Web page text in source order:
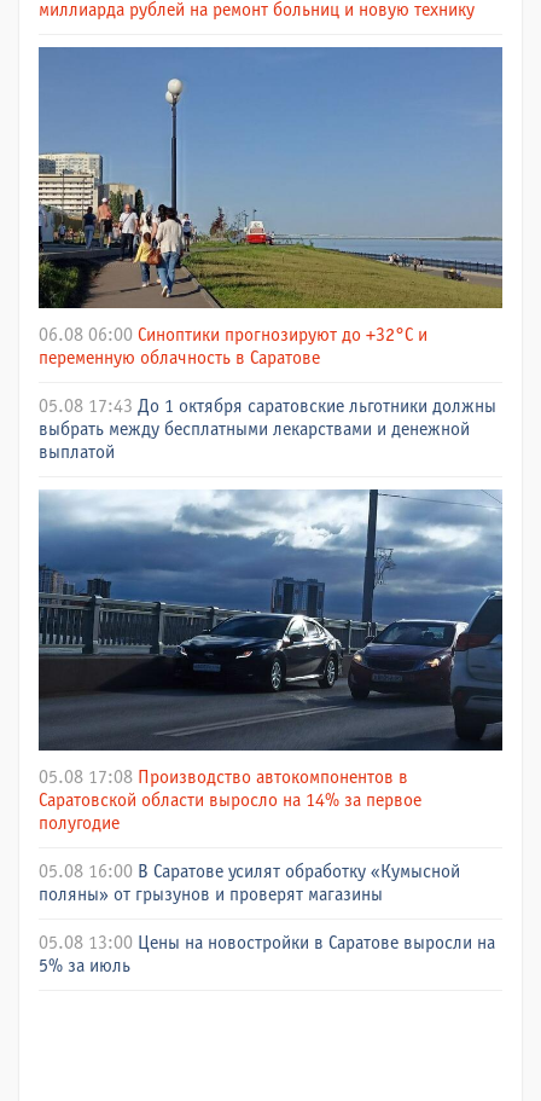
миллиарда рублей на ремонт больниц и новую технику
06.08 06:00 Синоптики прогнозируют до +32°C и
переменную облачность в Саратове
05.08 17:43 До 1 октября саратовские льготники должны
выбрать между бесплатными лекарствами и денежной
выплатой
05.08 17:08 Производство автокомпонентов в
Саратовской области выросло на 14% за первое
полугодие
05.08 16:00 В Саратове усилят обработку «Кумысной
поляны» от грызунов и проверят магазины
05.08 13:00 Цены на новостройки в Саратове выросли на
5% за июль